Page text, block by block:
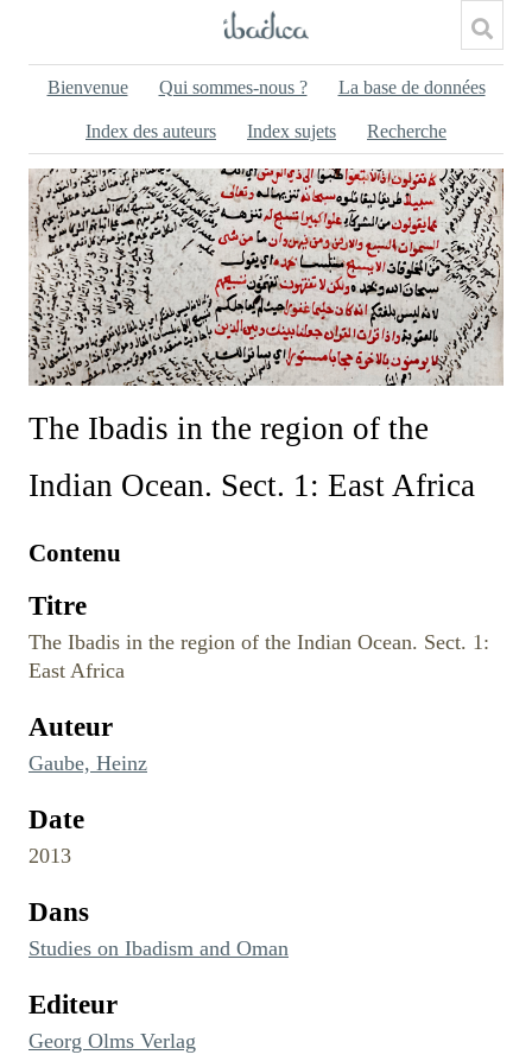
Bienvenue Qui sommes-nous ? La base de données
Index des auteurs Index sujets Recherche
The Ibadis in the region of the
Indian Ocean. Sect. 1: East Africa
Contenu
Titre
The Ibadis in the region of the Indian Ocean. Sect. 1:
East Africa
Auteur
Gaube, Heinz
Date
2013
Dans
Studies on Ibadism and Oman
Editeur
Georg Olms Verlag